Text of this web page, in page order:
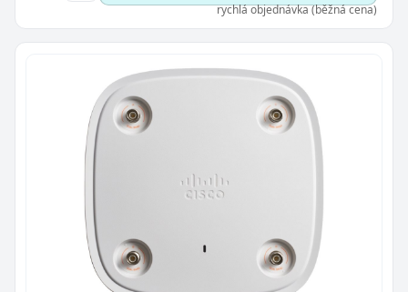
rychlá objednávka (běžná cena)